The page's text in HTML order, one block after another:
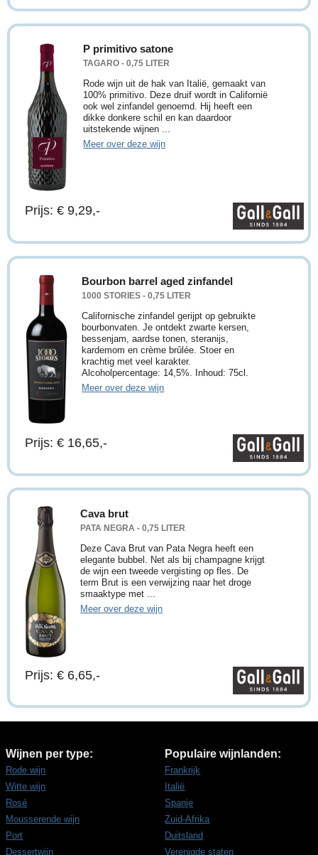
P primitivo satone
TAGARO - 0,75 LITER
Rode wijn uit de hak van Italië, gemaakt van
100% primitivo. Deze druif wordt in Californië
ook wel zinfandel genoemd. Hij heeft een
dikke donkere schil en kan daardoor
uitstekende wijnen ...
Meer over deze wijn
Prijs: € 9,29,-
Bourbon barrel aged zinfandel
1000 STORIES - 0,75 LITER
Californische zinfandel gerijpt op gebruikte
bourbonvaten. Je ontdekt zwarte kersen,
bessenjam, aardse tonen, steranijs,
kardemom en crème brûlée. Stoer en
krachtig met veel karakter.
Alcoholpercentage: 14,5%. Inhoud: 75cl.
Meer over deze wijn
Prijs: € 16,65,-
Cava brut
PATA NEGRA - 0,75 LITER
Deze Cava Brut van Pata Negra heeft een
elegante bubbel. Net als bij champagne krijgt
de wijn een tweede vergisting op fles. De
term Brut is een verwijzing naar het droge
smaaktype met ...
Meer over deze wijn
Prijs: € 6,65,-
Wijnen per type:
Rode wijn
Witte wijn
Rosé
Mousserende wijn
Port
Dessertwijn
Populaire wijnlanden:
Frankrijk
Italië
Spanje
Zuid-Afrika
Duitsland
Verenigde staten